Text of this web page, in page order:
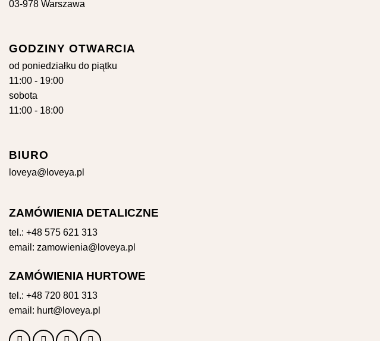
03-978 Warszawa
GODZINY OTWARCIA
od poniedziałku do piątku
11:00 - 19:00
sobota
11:00 - 18:00
BIURO
loveya@loveya.pl
ZAMÓWIENIA DETALICZNE
tel.: +48 575 621 313
email: zamowienia@loveya.pl
ZAMÓWIENIA HURTOWE
tel.: +48 720 801 313
email: hurt@loveya.pl